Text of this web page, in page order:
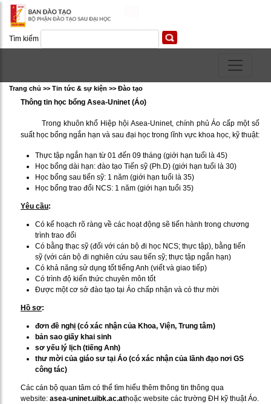
Tìm kiếm
Trang chủ >> Tin tức & sự kiện >> Ðào tạo
Thông tin học bổng Asea-Uninet (Áo)
Trong khuôn khổ Hiệp hội Asea-Uninet, chính phủ Áo cấp một số
suất học bổng ngắn hạn và sau đại học trong lĩnh vực khoa học, kỹ thuật:
Thực tập ngắn hạn từ 01 đến 09 tháng (giới hạn tuổi là 45)
Học bổng dài hạn: đào tạo Tiến sỹ (Ph.D) (giới hạn tuổi là 30)
Học bổng sau tiến sỹ: 1 năm (giới hạn tuổi là 35)
Học bổng trao đổi NCS: 1 năm (giới hạn tuổi 35)
Yêu cầu:
Có kế hoạch rõ ràng về các hoạt động sẽ tiến hành trong chương
trình trao đổi
Có bằng thạc sỹ (đối với cán bộ đi học NCS; thực tập), bằng tiến
sỹ (với cán bộ đi nghiên cứu sau tiến sỹ; thực tập ngắn hạn)
Có khả năng sử dụng tốt tiếng Anh (viết và giao tiếp)
Có trình độ kiến thức chuyên môn tốt
Được một cơ sở đào tạo tại Áo chấp nhận và có thư mời
Hồ sơ:
đơn đề nghị (có xác nhận của Khoa, Viện, Trung tâm)
bản sao giấy khai sinh
sơ yếu lý lịch (tiếng Anh)
thư mời của giáo sư tại Áo (có xác nhận của lãnh đạo nơi GS
công tác)
Các cán bộ quan tâm có thể tìm hiểu thêm thông tin thông qua
website: asea-uninet.uibk.ac.athoặc website các trường ĐH kỹ thuật Áo.